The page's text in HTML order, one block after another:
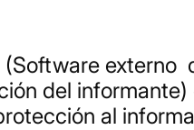
externo
del
al